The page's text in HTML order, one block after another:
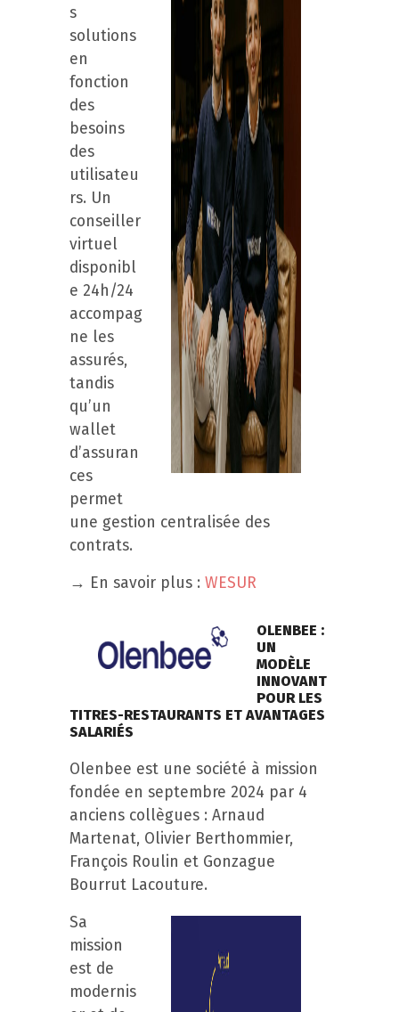
s
solutions
en
fonction
des
besoins
des
utilisateu
rs. Un
conseiller
virtuel
disponibl
e 24h/24
accompag
ne les
assurés,
tandis
qu’un
wallet
d’assuran
ces
permet
une gestion centralisée des
contrats.
→ En savoir plus : WESUR
OLENBEE :
UN
MODÈLE
INNOVANT
POUR LES
TITRES-RESTAURANTS ET AVANTAGES
SALARIÉS
Olenbee est une société à mission
fondée en septembre 2024 par 4
anciens collègues : Arnaud
Martenat, Olivier Berthommier,
François Roulin et Gonzague
Bourrut Lacouture.
Sa
mission
est de
modernis